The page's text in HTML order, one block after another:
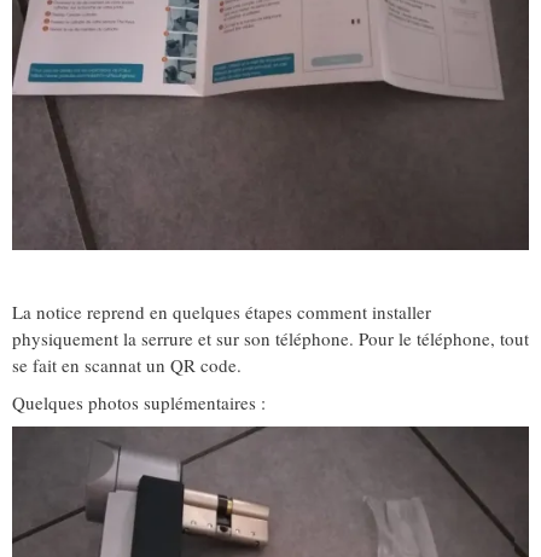
La notice reprend en quelques étapes comment installer
physiquement la serrure et sur son téléphone. Pour le téléphone, tout
se fait en scannat un QR code.
Quelques photos suplémentaires :